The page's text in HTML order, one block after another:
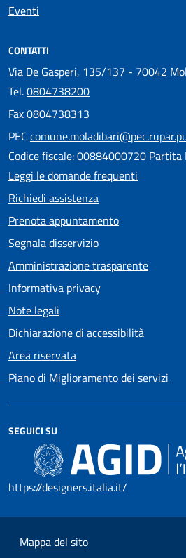
Eventi
CONTATTI
Via De Gasperi, 135/137 - 70042
Tel.0804738200
Fax0804738313
PEC
Codice fiscale: 00884000720
Leggi le domande frequenti
Richiedi assistenza
Prenota appuntamento
Segnala disservizio
Amministrazione trasparente
Informativa privacy
Note legali
Dichiarazione di accessibilità
Area riservata
Piano di Miglioramento dei servizi
SEGUICI SU
https://designers.italia.it/
Mappa del sito